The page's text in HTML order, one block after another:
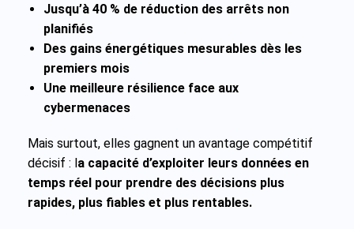
Jusqu’à 40 % de réduction des arrêts non
planifiés
Des gains énergétiques mesurables dès les
premiers mois
Une meilleure résilience face aux
cybermenaces
Mais surtout, elles gagnent un avantage compétitif
décisif : la capacité d’exploiter leurs données en
temps réel pour prendre des décisions plus
rapides, plus fiables et plus rentables.